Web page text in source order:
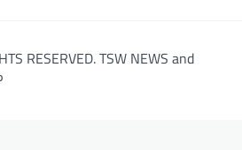
RESERVED. TSW NEWS and